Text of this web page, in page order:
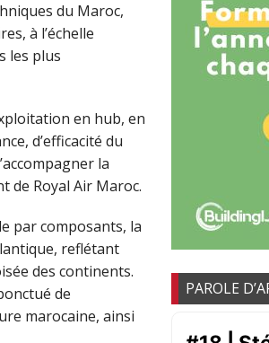
du Maroc,
à l’échelle
les plus
en hub, en
d’efficacité du
la
de Royal Air Maroc.
par composants, la
reflétant
des continents.
de
marocaine, ainsi
PAROLE